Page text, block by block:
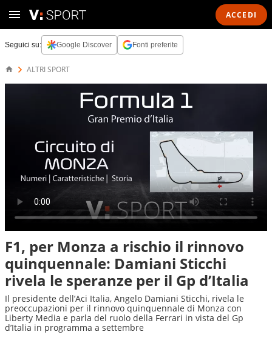
ACCEDI
Seguici su: Google Discover Fonti preferite
ALTRI SPORT
F1, per Monza a rischio il rinnovo
quinquennale: Damiani Sticchi
rivela le speranze per il Gp d’Italia
Il presidente dell’Aci Italia, Angelo Damiani Sticchi, rivela le
preoccupazioni per il rinnovo quinquennale di Monza con
Liberty Media e parla del ruolo della Ferrari in vista del Gp
d’Italia in programma a settembre